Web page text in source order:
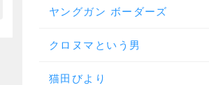
ヤングガン ボーダーズ
クロヌマという男
猫田びより